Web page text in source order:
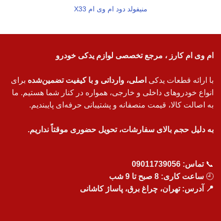
منیفولد دود ام وی ام X33
ام وی ام کارز ، مرجع تخصصی لوازم یدکی خودرو
با ارائه قطعات یدکی اصلی، وارداتی و با کیفیت تضمین‌شده برای
انواع خودروهای داخلی و خارجی، همواره در کنار شما هستیم. ما
به اصالت کالا، قیمت منصفانه و پشتیبانی حرفه‌ای پایبندیم.
به دلیل حجم بالای سفارشات، تحویل حضوری موقتاً نداریم.
📞تماس: 09011739056
🕘 ساعت کاری: 8 صبح تا 9 شب
📍 آدرس: تهران، چراغ برق، پاساژ کاشانی